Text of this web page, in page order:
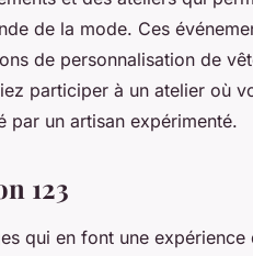
de la mode. Ces
de personnalisation de
participer à un atelier où
par un artisan expérimenté.
123
qui en font une expérience